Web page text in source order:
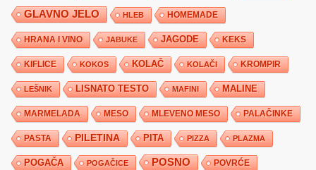
GLAVNO JELO HLEB HOMEMADE
HRANA I VINO JABUKE JAGODE KEKS
KIFLICE KOKOS KOLAČ KOLAČI KROMPIR
LEŠNIK LISNATO TESTO MAFINI MALINE
MARMELADA MESO MLEVENO MESO PALAČINKE
PASTA PILETINA PITA PIZZA PLAZMA
POGAČA POGAČICE POSNO POVRĆE